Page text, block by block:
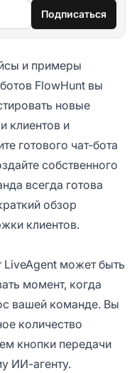
Подписаться
и примеры
FlowHunt вы
новые
клиентов и
готового чат-бота
собственного
всегда готова
обзор
клиентов.
LiveAgent может быть
момент, когда
вашей команде. Вы
количество
кнопки передачи
ИИ-агенту.